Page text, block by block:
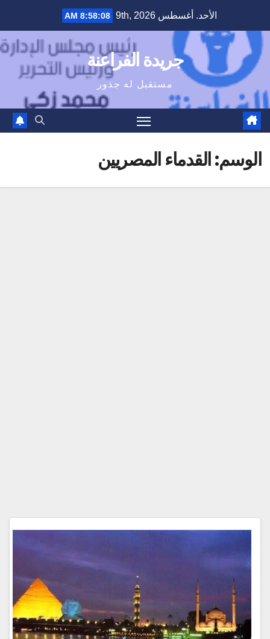
content
الأحد. أغسطس 9th, 2026 8:58:08 AM
جريدة الفراعنة
مستقبل له جذور
الوسم: القدماء المصريين